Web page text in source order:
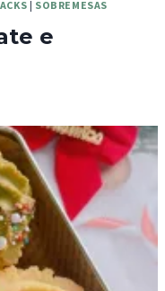
| SOBREMESAS
e